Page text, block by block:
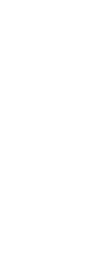
LabVIEW